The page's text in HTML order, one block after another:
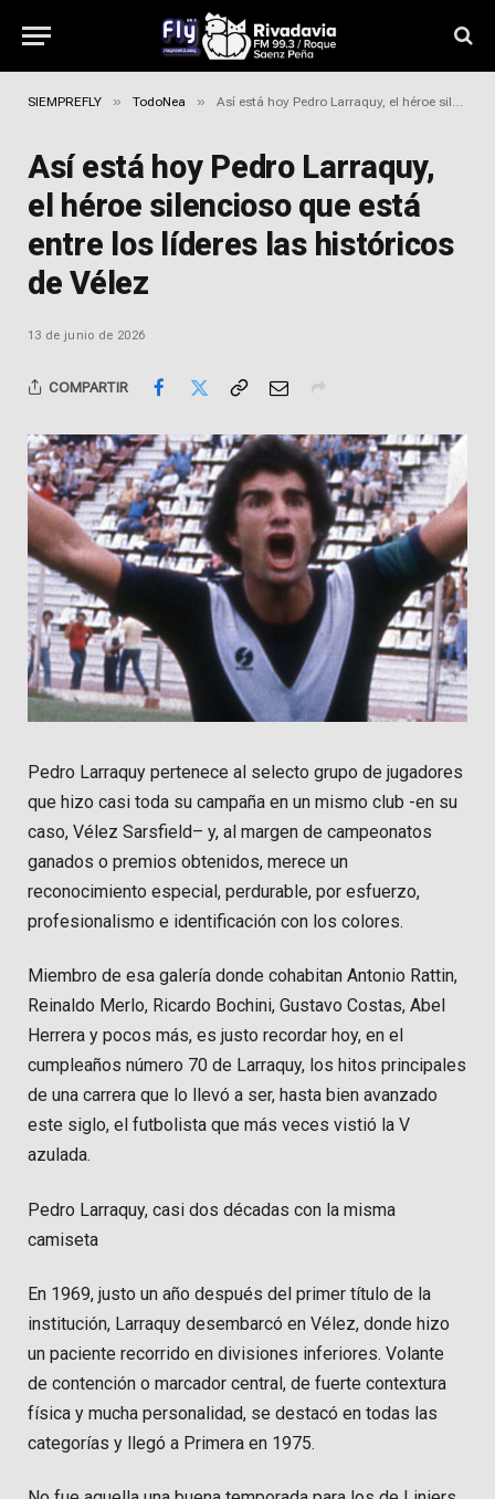
SIEMPREFLY » TodoNea » Así está hoy Pedro Larraquy, el héroe silencioso que está entre los líderes las históricos de Vélez
Así está hoy Pedro Larraquy,
el héroe silencioso que está
entre los líderes las históricos
de Vélez
13 de junio de 2026
COMPARTIR
Pedro Larraquy pertenece al selecto grupo de jugadores
que hizo casi toda su campaña en un mismo club -en su
caso, Vélez Sarsfield– y, al margen de campeonatos
ganados o premios obtenidos, merece un
reconocimiento especial, perdurable, por esfuerzo,
profesionalismo e identificación con los colores.
Miembro de esa galería donde cohabitan Antonio Rattin,
Reinaldo Merlo, Ricardo Bochini, Gustavo Costas, Abel
Herrera y pocos más, es justo recordar hoy, en el
cumpleaños número 70 de Larraquy, los hitos principales
de una carrera que lo llevó a ser, hasta bien avanzado
este siglo, el futbolista que más veces vistió la V
azulada.
Pedro Larraquy, casi dos décadas con la misma
camiseta
En 1969, justo un año después del primer título de la
institución, Larraquy desembarcó en Vélez, donde hizo
un paciente recorrido en divisiones inferiores. Volante
de contención o marcador central, de fuerte contextura
física y mucha personalidad, se destacó en todas las
categorías y llegó a Primera en 1975.